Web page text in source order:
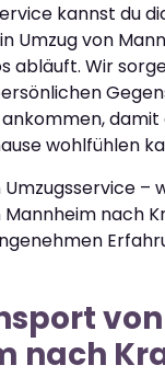
kannst du
Umzug von
abläuft. Wir
damit
wohlfühlen
–
nach
von
nach